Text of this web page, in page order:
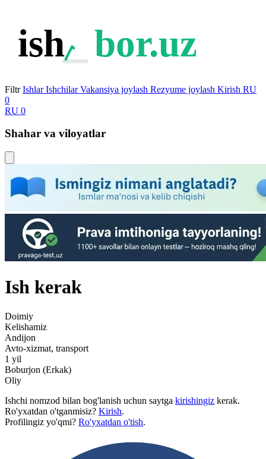
ish bor.uz
Filtr Ishlar Ishchilar Vakansiya joylash Rezyume joylash Kirish RU
0
RU 0
Shahar va viloyatlar
Ish kerak
Doimiy
Kelishamiz
Andijon
Avto-xizmat, transport
1 yil
Boburjon (Erkak)
Oliy
Ishchi nomzod bilan bog'lanish uchun saytga kirishingiz kerak.
Ro'yxatdan o'tganmisiz? Kirish.
Profilingiz yo'qmi? Ro'yxatdan o'tish.